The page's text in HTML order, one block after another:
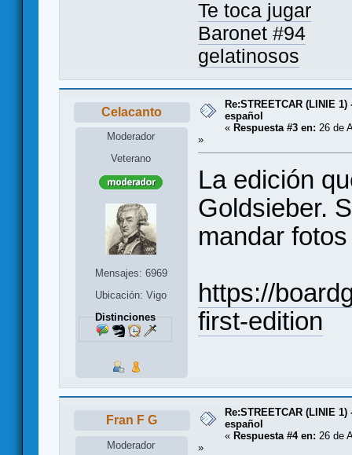
Te toca jugar
Baronet #94
gelatinosos
Celacanto
Moderador
Veterano
Mensajes: 6969
Ubicación: Vigo
Distinciones
Re:STREETCAR (LINIE
español
« Respuesta #3 en: 26 de
»
La edición
Goldsieber.
mandar
https://
first-edition
Fran F G
Moderador
Re:STREETCAR (LINIE
español
« Respuesta #4 en: 26 de
»